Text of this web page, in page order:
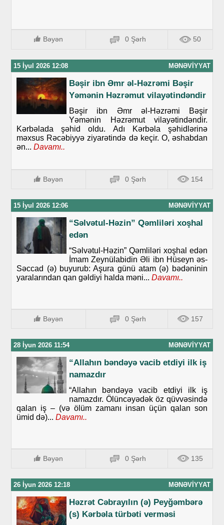
Bəyən 0 Şərh 50
15 İyul 2026 12:08 MƏNƏVIYYAT
Bəşir ibn Əmr əl-Həzrəmi Bəşir
Yəmənin Həzrəmut vilayətindəndir
Bəşir ibn Əmr əl-Həzrəmi Bəşir
Yəmənin Həzrəmut vilayətindəndir.
Kərbəlada şəhid oldu. Adı Kərbəla şəhidlərinə
məxsus Rəcəbiyyə ziyarətində də keçir. O, əshabdan
ən... Davamı..
Bəyən 0 Şərh 154
15 İyul 2026 12:06 MƏNƏVIYYAT
“Səlvətul-Həzin” Qəmliləri xoşhal
edən
“Səlvətul-Həzin” Qəmliləri xoşhal edən
İmam Zeynülabidin Əli ibn Hüseyn əs-
Səccad (ə) buyurub: Aşura günü atam (ə) bədəninin
yaralarından qan gəldiyi halda məni... Davamı..
Bəyən 0 Şərh 157
28 İyun 2026 11:54 MƏNƏVIYYAT
“Allahın bəndəyə vacib etdiyi ilk iş
namazdır
“Allahın bəndəyə vacib etdiyi ilk iş
namazdır. Ölüncəyədək öz qüvvəsində
qalan iş – (və ölüm zamanı insan üçün qalan son
ümid də)... Davamı..
Bəyən 0 Şərh 135
26 İyun 2026 12:18 MƏNƏVIYYAT
Həzrət Cəbrayılın (ə) Peyğəmbərə
(s) Kərbəla türbəti verməsi